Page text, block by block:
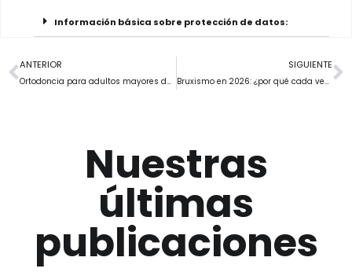
Información básica sobre protección de datos:
ANTERIOR
Ortodoncia para adultos mayores de 40. Mejora tu sonrisa sin importar la edad
SIGUIENTE
Bruxismo en 2026: ¿por qué cada vez más personas aprietan los dientes y cómo solucionarlo?
Nuestras
últimas
publicaciones